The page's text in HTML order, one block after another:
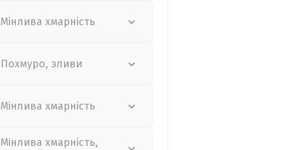
Мінлива хмарність
Похмуро, зливи
Мінлива хмарність
Мінлива хмарність,